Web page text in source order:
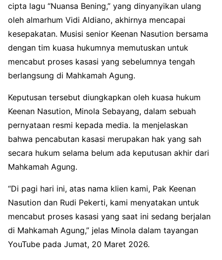
cipta lagu “Nuansa Bening,” yang dinyanyikan ulang
oleh almarhum Vidi Aldiano, akhirnya mencapai
kesepakatan. Musisi senior Keenan Nasution bersama
dengan tim kuasa hukumnya memutuskan untuk
mencabut proses kasasi yang sebelumnya tengah
berlangsung di Mahkamah Agung.
Keputusan tersebut diungkapkan oleh kuasa hukum
Keenan Nasution, Minola Sebayang, dalam sebuah
pernyataan resmi kepada media. Ia menjelaskan
bahwa pencabutan kasasi merupakan hak yang sah
secara hukum selama belum ada keputusan akhir dari
Mahkamah Agung.
“Di pagi hari ini, atas nama klien kami, Pak Keenan
Nasution dan Rudi Pekerti, kami menyatakan untuk
mencabut proses kasasi yang saat ini sedang berjalan
di Mahkamah Agung,” jelas Minola dalam tayangan
YouTube pada Jumat, 20 Maret 2026.